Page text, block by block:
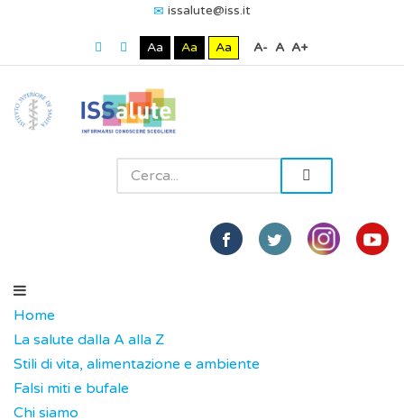
issalute@iss.it
Aa Aa Aa A- A A+
Home
La salute dalla A alla Z
Stili di vita, alimentazione e ambiente
Falsi miti e bufale
Chi siamo